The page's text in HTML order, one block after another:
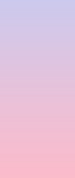
Teljes